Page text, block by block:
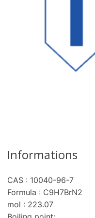
Informations
CAS : 10040-96-7
Formula : C9H7BrN2
mol : 223.07